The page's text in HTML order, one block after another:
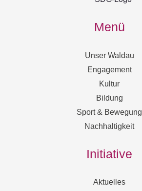
Menü
Unser Waldau
Engagement
Kultur
Bildung
Sport & Bewegung
Nachhaltigkeit
Initiative
Aktuelles